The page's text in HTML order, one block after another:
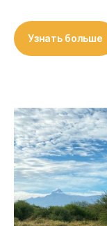
Узнать больше
Telegram
Max
WhatsApp